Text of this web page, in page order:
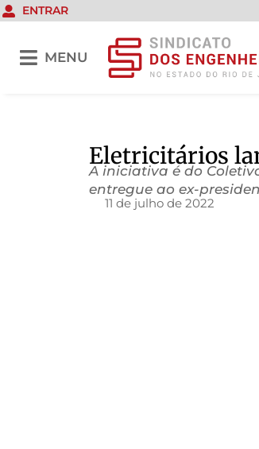
ENTRAR
MENU
Eletricitários
A iniciativa é do
entregue ao ex-
11 de julho de 2022